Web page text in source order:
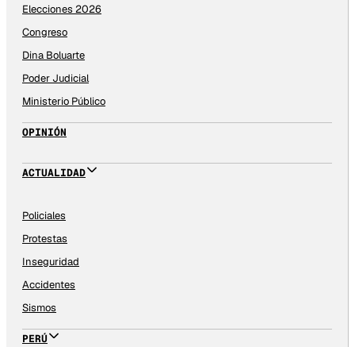
Elecciones 2026
Congreso
Dina Boluarte
Poder Judicial
Ministerio Público
OPINIÓN
ACTUALIDAD
Policiales
Protestas
Inseguridad
Accidentes
Sismos
PERÚ